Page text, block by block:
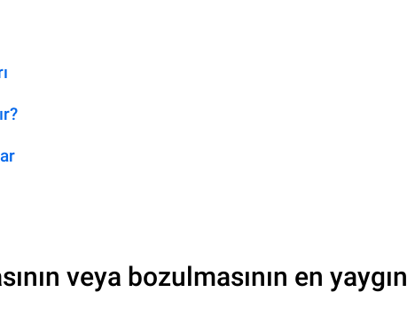
veya bozulmasının en yaygın